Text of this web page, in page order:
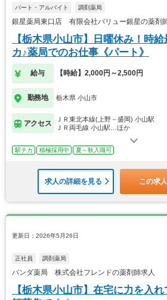
パート・アルバイト 調剤薬局
銀星薬局東口店 有限会社バリュー銀星の薬剤
【栃木県小山市】日曜休み！時
カ♪薬局でのお仕事《パート》
給与 【時給】2,000円～2,500円
勤務地 栃木県 小山市
アクセス
ＪＲ東北本線(上野－盛岡) 小山駅
ＪＲ両毛線 小山駅…ほか
駅チカ 積極採用中 夏～秋入職可
求人の詳細を見る この求
更新日：2026年5月26日
正社員 調剤薬局
パンダ薬局 株式会社フレンドの薬剤師求人
【栃木県小山市】在宅に力を入